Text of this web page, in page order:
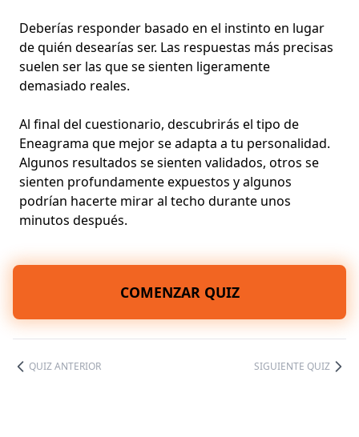
Deberías responder basado en el instinto en lugar
de quién desearías ser. Las respuestas más precisas
suelen ser las que se sienten ligeramente
demasiado reales.
Al final del cuestionario, descubrirás el tipo de
Eneagrama que mejor se adapta a tu personalidad.
Algunos resultados se sienten validados, otros se
sienten profundamente expuestos y algunos
podrían hacerte mirar al techo durante unos
minutos después.
COMENZAR QUIZ
QUIZ ANTERIOR SIGUIENTE QUIZ